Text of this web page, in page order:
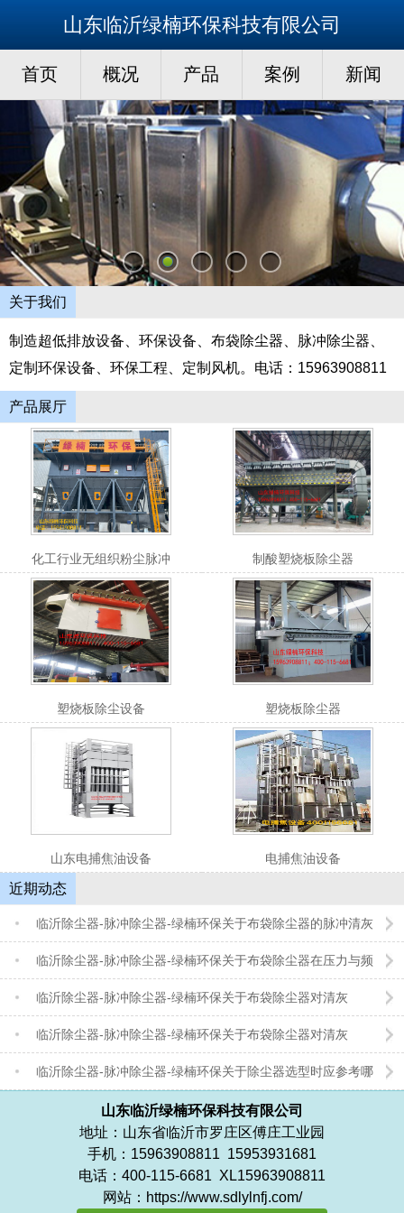
山东临沂绿楠环保科技有限公司
首页 概况 产品 案例 新闻
1 2 3 4 5
关于我们
制造超低排放设备、环保设备、布袋除尘器、脉冲除尘器、
定制环保设备、环保工程、定制风机。电话：15963908811
产品展厅
化工行业无组织粉尘脉冲 制酸塑烧板除尘器
塑烧板除尘设备 塑烧板除尘器
山东电捕焦油设备 电捕焦油设备
近期动态
临沂除尘器-脉冲除尘器-绿楠环保关于布袋除尘器的脉冲清灰
控制是一门精密的“平衡艺术”
临沂除尘器-脉冲除尘器-绿楠环保关于布袋除尘器在压力与频
次之间寻求最佳平衡点
临沂除尘器-脉冲除尘器-绿楠环保关于布袋除尘器对清灰
的“节奏”控制
临沂除尘器-脉冲除尘器-绿楠环保关于布袋除尘器对清灰
的“力道”把控
临沂除尘器-脉冲除尘器-绿楠环保关于除尘器选型时应参考哪
山东临沂绿楠环保科技有限公司
地址：山东省临沂市罗庄区傅庄工业园
手机：15963908811 15953931681
电话：400-115-6681 XL15963908811
网站：https://www.sdlylnfj.com/